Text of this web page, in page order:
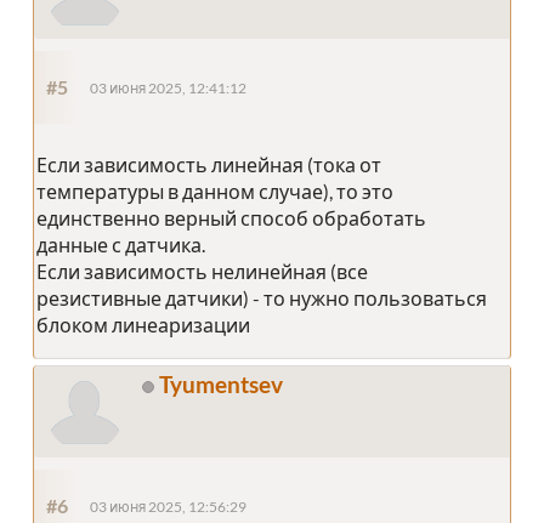
#5 03 июня 2025, 12:41:12
Если зависимость линейная (тока от
температуры в данном случае), то это
единственно верный способ обработать
данные с датчика.
Если зависимость нелинейная (все
резистивные датчики) - то нужно пользоваться
блоком линеаризации
Tyumentsev
#6 03 июня 2025, 12:56:29